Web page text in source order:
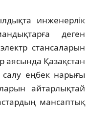
ин­женерлік
деген
стансаларын
аясында Қазақстан
салу еңбек нарығы
айтарлықтай
мансаптық